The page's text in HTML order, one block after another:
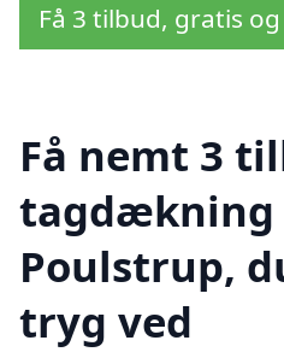
Få 3 tilbud, gratis
Få nemt 3
tagdækning
Poulstrup,
tryg ved